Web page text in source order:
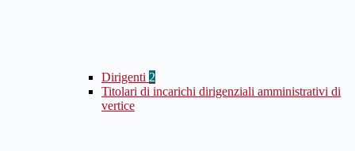
Dirigenti 2
Titolari di incarichi dirigenziali amministrativi di
vertice